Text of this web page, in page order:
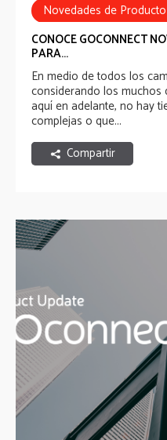
Novedades de Producto
Employee
Employee Recognition
Nueva Normalidad
CONOCE GOCONNECT
PARA...
En medio de todos los
considerando los
aquí en adelante, no hay
complejas o que...
Compartir